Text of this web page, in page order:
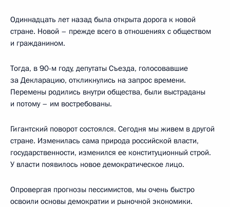
Одиннадцать лет назад была открыта дорога к новой
стране. Новой – прежде всего в отношениях с обществом
и гражданином.
Тогда, в 90-м году, депутаты Съезда, голосовавшие
за Декларацию, откликнулись на запрос времени.
Перемены родились внутри общества, были выстраданы
и потому – им востребованы.
Гигантский поворот состоялся. Сегодня мы живем в другой
стране. Изменилась сама природа российской власти,
государственности, изменился ее конституционный строй.
У власти появилось новое демократическое лицо.
Опровергая прогнозы пессимистов, мы очень быстро
освоили основы демократии и рыночной экономики.